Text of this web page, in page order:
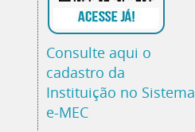
Consulte aqui o
cadastro da
Instituição no Sistema
e-MEC